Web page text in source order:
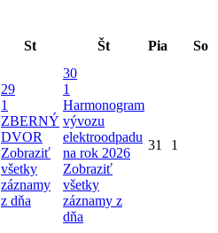
St Št Pia
So
29
1
ZBERNÝ
DVOR
Zobraziť
všetky
záznamy
z dňa
30
1
Harmonogram
vývozu
elektroodpadu
na rok 2026
Zobraziť
všetky
záznamy z
dňa
31 1